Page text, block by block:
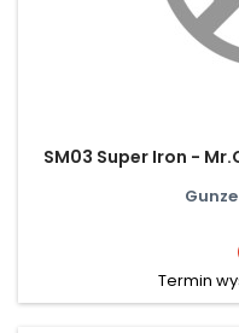
SM03 Super Iron -
Termin